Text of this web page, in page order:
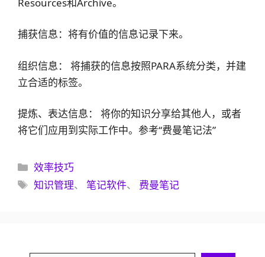
捕获信息：将有价值的信息记录下来。
组织信息： 将捕获的信息按照PARA系统分类，并建
立合适的标签。
提炼、表达信息： 将你的知识分享给其他人，或者
将它们应用到实际工作中。参考“费曼笔记法”
分
类
效率技巧
标
知识管理、笔记软件、 费曼笔记